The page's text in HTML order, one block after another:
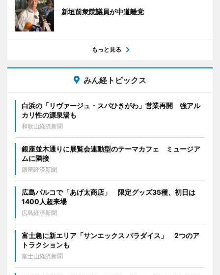
新垣前衆院議員が中道離党
もっと見る
みん経トピックス
白浜の「リヴァージュ・スパひきがわ」営業再開 強アル
カリ性の源泉湯も
和歌山経済新聞
銀座並木通りに展覧会連動型のテーマカフェ ミュージア
ムに隣接
銀座経済新聞
広島パルコで「あげ太商店」 限定グッズ35種、初日は
1400人超来場
広島経済新聞
富士急に新エリア「サンエックス パラダイス」 2つのア
トラクションも
富士山経済新聞